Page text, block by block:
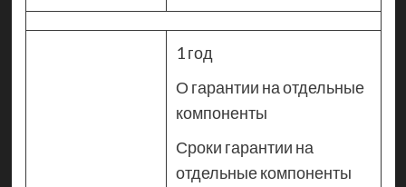
1 год
О гарантии на отдельные
компоненты
Сроки гарантии на
отдельные компоненты